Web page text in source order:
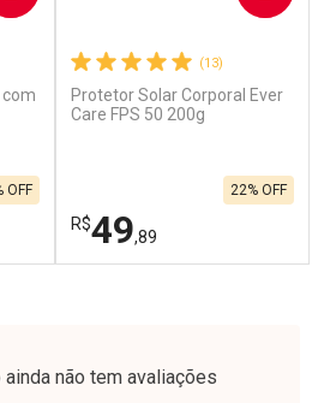
com
OFF
(13)
Protetor Solar Corporal Ever
Care FPS 50 200g
R$49,89
22% OFF
Laboratório
Por Menos
não tem avaliações